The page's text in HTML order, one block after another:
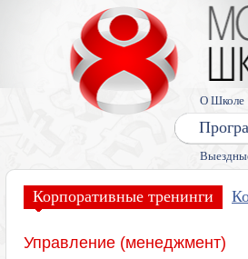
О Школе
Корпоративные тренинги
Управление (менеджмент)